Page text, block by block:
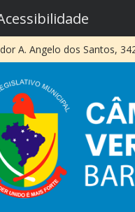
A. Angelo dos Santos,